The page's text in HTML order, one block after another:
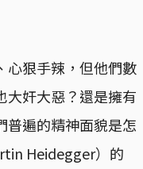
心狠手辣，但他們數
大奸大惡？還是擁有
普遍的精神面貌是怎
Heidegger）的